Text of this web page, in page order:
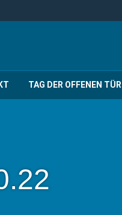
TAG DER OFFENEN TÜR